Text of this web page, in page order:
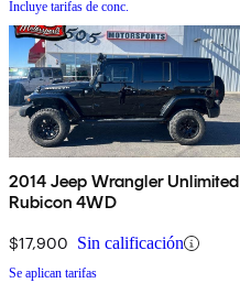
Incluye tarifas de conc.
2014 Jeep Wrangler Unlimited
Rubicon 4WD
$17,900 Sin calificación
Se aplican tarifas